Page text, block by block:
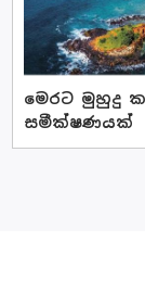
මෙරට මුහුදු
සමීක්ෂණයක්